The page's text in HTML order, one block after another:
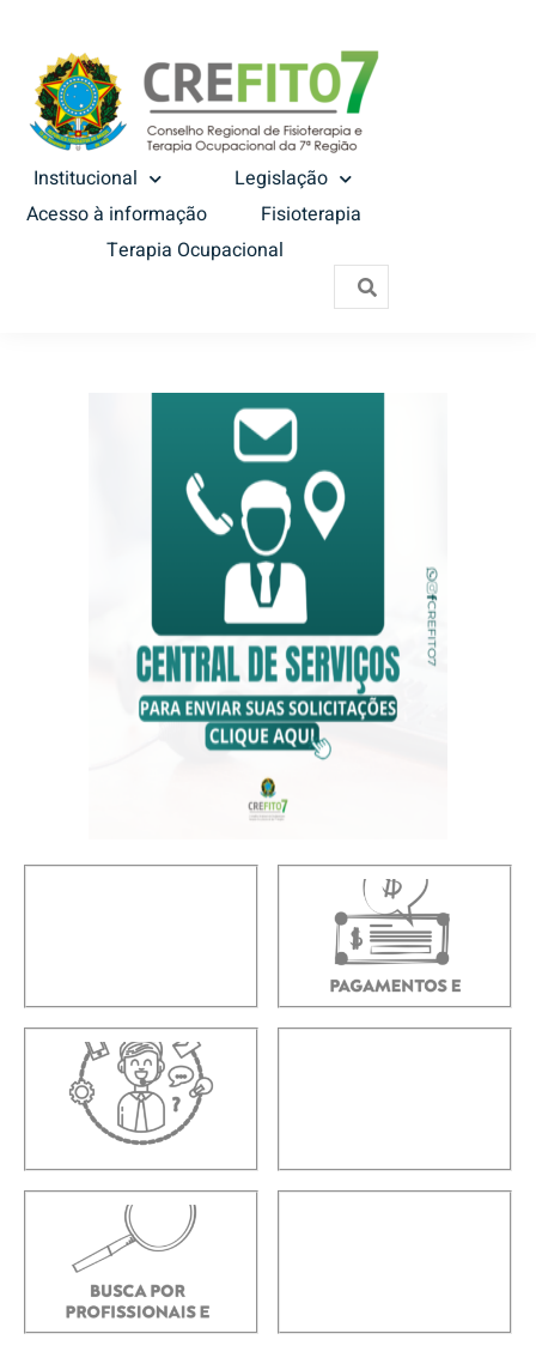
Institucional
Legislação
Acesso à informação
Fisioterapia
Terapia Ocupacional